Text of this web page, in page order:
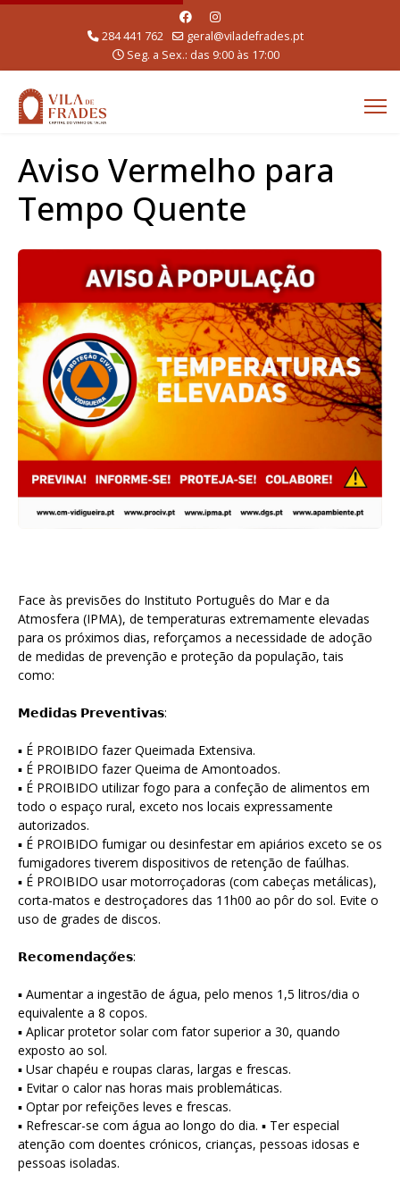
284 441 762
geral@viladefrades.pt
Seg. a Sex.: das 9:00 às 17:00
Aviso Vermelho para
Tempo Quente
Face às previsões do Instituto Português do Mar e da
Atmosfera (IPMA), de temperaturas extremamente elevadas
para os próximos dias, reforçamos a necessidade de adoção
de medidas de prevenção e proteção da população, tais
como:
𝗠𝗲𝗱𝗶𝗱𝗮𝘀 𝗣𝗿𝗲𝘃𝗲𝗻𝘁𝗶𝘃𝗮𝘀:
▪ É PROIBIDO fazer Queimada Extensiva.
▪ É PROIBIDO fazer Queima de Amontoados.
▪ É PROIBIDO utilizar fogo para a confeção de alimentos em
todo o espaço rural, exceto nos locais expressamente
autorizados.
▪ É PROIBIDO fumigar ou desinfestar em apiários exceto se os
fumigadores tiverem dispositivos de retenção de faúlhas.
▪ É PROIBIDO usar motorroçadoras (com cabeças metálicas),
corta-matos e destroçadores das 11h00 ao pôr do sol. Evite o
uso de grades de discos.
𝗥𝗲𝗰𝗼𝗺𝗲𝗻𝗱𝗮𝗰̧𝗼̃𝗲𝘀:
▪ Aumentar a ingestão de água, pelo menos 1,5 litros/dia o
equivalente a 8 copos.
▪ Aplicar protetor solar com fator superior a 30, quando
exposto ao sol.
▪ Usar chapéu e roupas claras, largas e frescas.
▪ Evitar o calor nas horas mais problemáticas.
▪ Optar por refeições leves e frescas.
▪ Refrescar-se com água ao longo do dia. ▪ Ter especial
atenção com doentes crónicos, crianças, pessoas idosas e
pessoas isoladas.